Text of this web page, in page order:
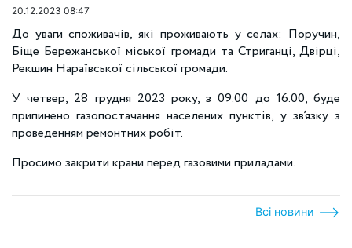
20.12.2023 08:47
До уваги споживачів, які проживають у селах: Поручин,
Біще Бережанської міської громади та Стриганці, Двірці,
Рекшин Нараївської сільської громади.
У четвер, 28 грудня 2023 року, з 09.00 до 16.00, буде
припинено газопостачання населених пунктів, у зв’язку з
проведенням ремонтних робіт.
Просимо закрити крани перед газовими приладами.
Всі новини